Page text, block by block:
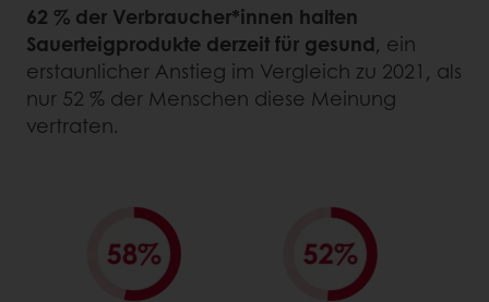
62 % der Verbraucher*innen halten
Sauerteigprodukte derzeit für gesund, ein
erstaunlicher Anstieg im Vergleich zu 2021, als
nur 52 % der Menschen diese Meinung
vertraten.